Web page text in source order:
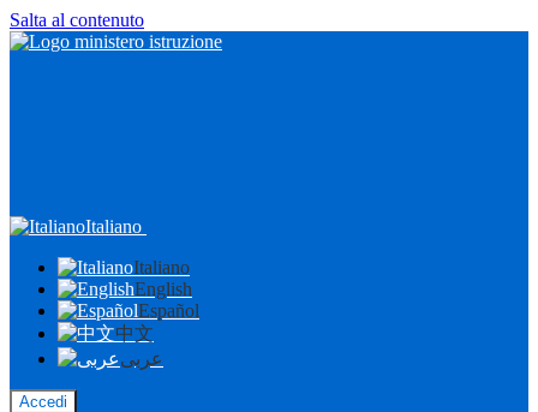
Salta al contenuto
Italiano
Italiano
English
Español
中文
عربى
Accedi